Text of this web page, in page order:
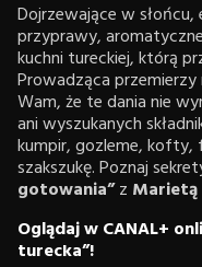
Dojrzewające w
przyprawy,
kuchni tureckiej, którą
Prowadząca
Wam, że te dania nie
ani wyszukanych
kumpir, gozleme, kofty,
szakszukę. Poznaj
gotowania”z Marietą
Oglądaj w CANAL+
turecka”!